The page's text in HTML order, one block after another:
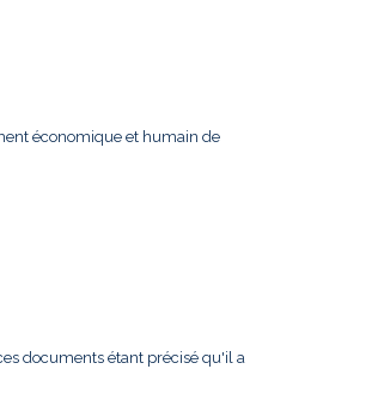
économique et humain de
documents étant précisé qu'il a